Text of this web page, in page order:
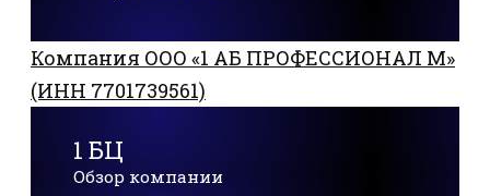
Компания ООО «1 АБ ПРОФЕССИОНАЛ М»
(ИНН 7701739561)
1 БЦ
Обзор компании